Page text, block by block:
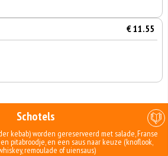
€ 11.55
Schotels
kebab) worden gereserveerd met salade, Franse
pitabroodje, en een saus naar keuze (knoflook,
remoulade of uiensaus)